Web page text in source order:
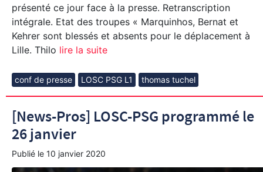
présenté ce jour face à la presse. Retranscription
intégrale. Etat des troupes « Marquinhos, Bernat et
Kehrer sont blessés et absents pour le déplacement à
Lille. Thilo lire la suite
conf de presse LOSC PSG L1 thomas tuchel
[News-Pros] LOSC-PSG programmé le
26 janvier
Publié le 10 janvier 2020